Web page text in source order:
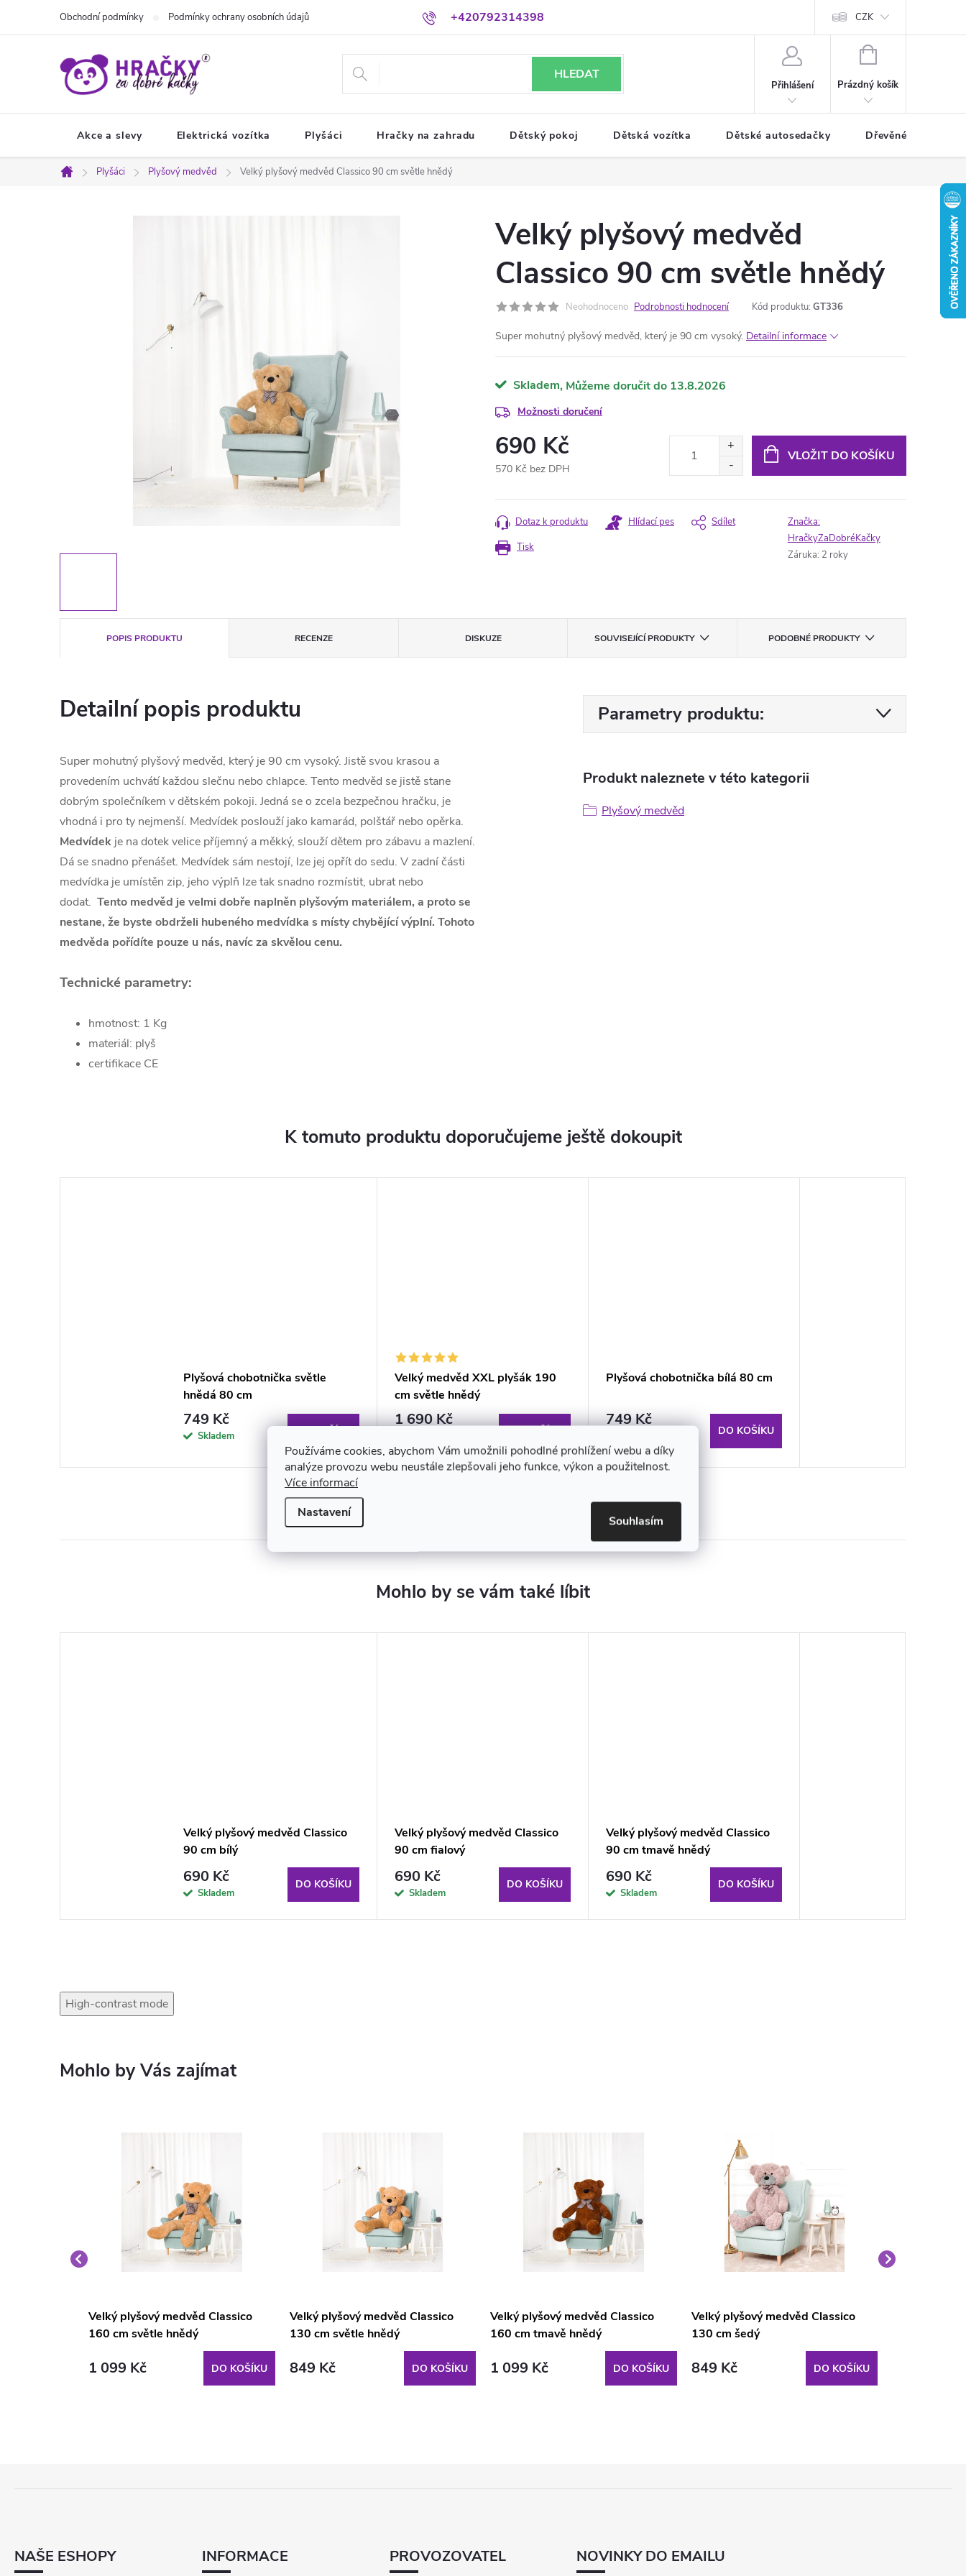
Používáme cookies, abychom Vám umožnili pohodlné prohlížení webu a díky
analýze provozu webu neustále zlepšovali jeho funkce, výkon a použitelnost.
Více informací
Nastavení
Souhlasím
+420792314398
Obchodní podmínky Podmínky ochrany osobních údajů CZK
HLEDAT
Přihlášení
NÁKUPNÍ
Prázdný košík
Akce a slevy Elektrická vozítka Plyšáci Hračky na zahradu Dětský pokoj Dětská vozítka Dětské autosedačky Dřevěné hračky
Domů
Plyšáci Plyšový medvěd Velký plyšový medvěd Classico 90 cm světle hnědý
Velký plyšový medvěd
Classico 90 cm světle hnědý
Neohodnoceno Podrobnosti hodnocení Kód produktu: GT336
Super mohutný plyšový medvěd, který je 90 cm vysoký. Detailní informace
Skladem 13.8.2026
Možnosti doručení
690 Kč
570 Kč bez DPH
cena:
VLOŽIT DO KOŠÍKU
Tisk
Dotaz k produktu Hlídací pes Sdílet
Značka:
HračkyZaDobréKačky
Záruka: 2 roky
POPIS PRODUKTU RECENZE DISKUZE SOUVISEJÍCÍ PRODUKTY PODOBNÉ PRODUKTY
Detailní popis produktu
Super mohutný plyšový medvěd, který je 90 cm vysoký. Jistě svou krasou a
provedením uchvátí každou slečnu nebo chlapce. Tento medvěd se jistě stane
dobrým společníkem v dětském pokoji. Jedná se o zcela bezpečnou hračku, je
vhodná i pro ty nejmenší. Medvídek poslouží jako kamarád, polštář nebo opěrka.
Medvídek je na dotek velice příjemný a měkký, slouží dětem pro zábavu a mazlení.
Dá se snadno přenášet. Medvídek sám nestojí, lze jej opřít do sedu. V zadní části
medvídka je umístěn zip, jeho výplň lze tak snadno rozmístit, ubrat nebo
dodat. Tento medvěd je velmi dobře naplněn plyšovým materiálem, a proto se
nestane, že byste obdrželi hubeného medvídka s místy chybějící výplní. Tohoto
medvěda pořídíte pouze u nás, navíc za skvělou cenu.
Technické parametry:
hmotnost: 1 Kg
materiál: plyš
certifikace CE
Parametry produktu:
Produkt naleznete v této kategorii
Plyšový medvěd
K tomuto produktu doporučujeme ještě dokoupit
Plyšová chobotnička světle
hnědá 80 cm
749 Kč
Skladem DO KOŠÍKU
Velký medvěd XXL plyšák 190
cm světle hnědý
1 690 Kč
DO KOŠÍKU
Plyšová chobotnička bílá 80 cm
749 Kč
DO KOŠÍKU
Velký plyšový medvěd Classico
90 cm bílý
690 Kč
Skladem
DO KOŠÍKU
Velký plyšový medvěd Classico
90 cm fialový
690 Kč
Skladem
DO KOŠÍKU
Velký plyšový medvěd Classico
90 cm tmavě hnědý
690 Kč
Skladem
DO KOŠÍKU
High-contrast mode
Velký plyšový medvěd Classico
160 cm světle hnědý
1 099 Kč DO KOŠÍKU
Velký plyšový medvěd Classico
130 cm světle hnědý
849 Kč DO KOŠÍKU
Velký plyšový medvěd Classico
160 cm tmavě hnědý
1 099 Kč DO KOŠÍKU
Velký plyšový medvěd Classico
130 cm šedý
849 Kč DO KOŠÍKU
NAŠE ESHOPY INFORMACE PROVOZOVATEL NOVINKY DO EMAILU